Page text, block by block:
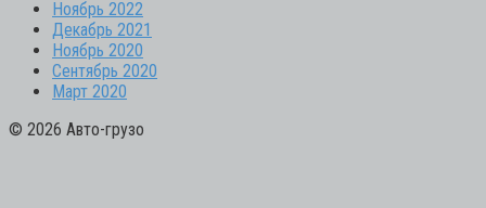
Ноябрь 2022
Декабрь 2021
Ноябрь 2020
Сентябрь 2020
Март 2020
© 2026 Авто-грузо